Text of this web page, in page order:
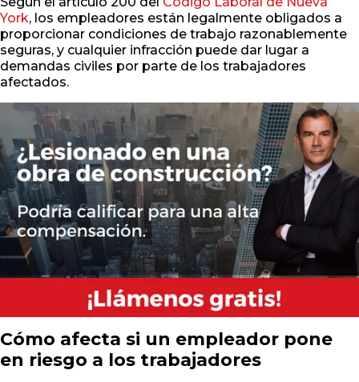
York, los empleadores están legalmente obligados a
proporcionar condiciones de trabajo razonablemente
seguras, y cualquier infracción puede dar lugar a
demandas civiles por parte de los trabajadores
afectados.
Cómo afecta si un empleador pone
en riesgo a los trabajadores